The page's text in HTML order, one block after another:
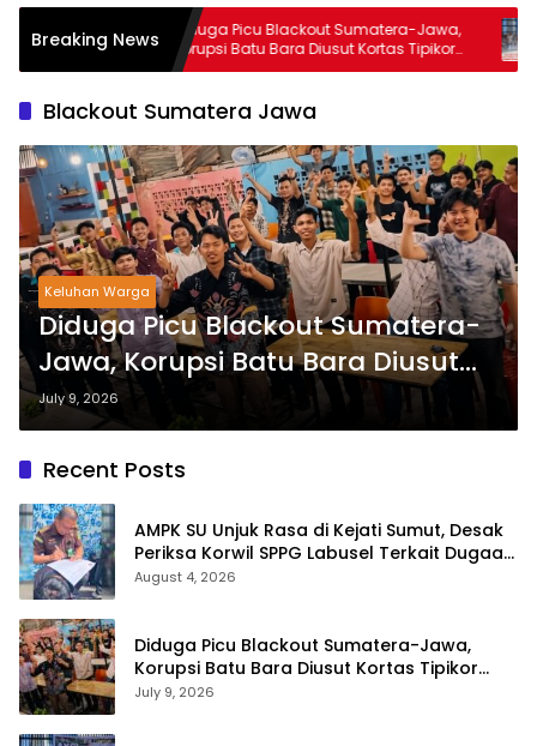
Breaking News
MBG
Diduga Picu Blackout Sumatera-Jawa,
Korupsi Batu Bara Diusut Kortas Tipikor
Didukung P3H
Blackout Sumatera Jawa
Keluhan Warga
Diduga Picu Blackout Sumatera-
Jawa, Korupsi Batu Bara Diusut
Kortas Tipikor Didukung P3H
July 9, 2026
Recent Posts
AMPK SU Unjuk Rasa di Kejati Sumut, Desak
Periksa Korwil SPPG Labusel Terkait Dugaan
Bobroknya Dapur Program MBG
August 4, 2026
Diduga Picu Blackout Sumatera-Jawa,
Korupsi Batu Bara Diusut Kortas Tipikor
Didukung P3H
July 9, 2026